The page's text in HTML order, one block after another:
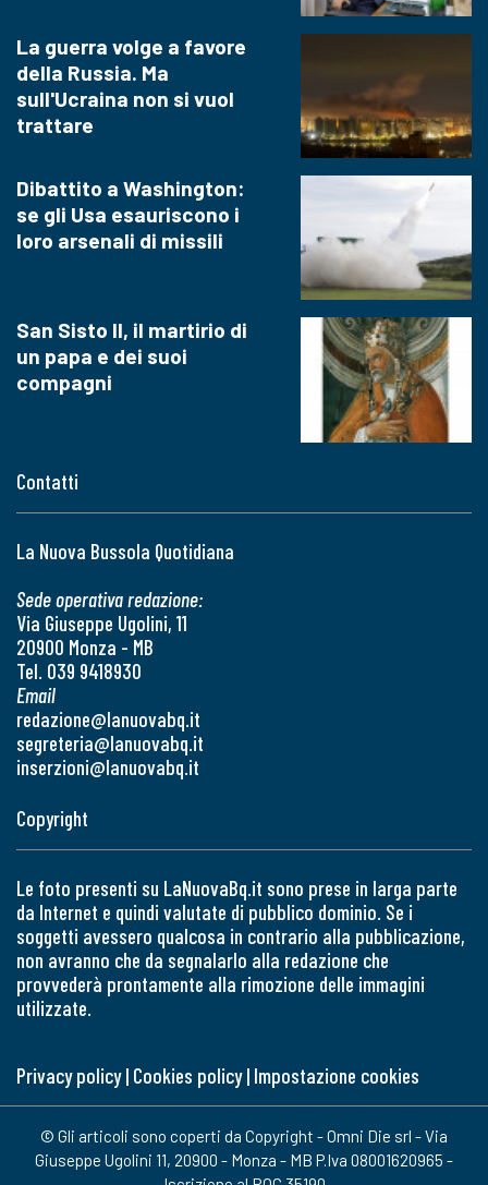
Contatti
La Nuova Bussola Quotidiana
Sede operativa redazione:
Via Giuseppe Ugolini, 11
20900 Monza - MB
Tel. 039 9418930
Email
redazione@lanuovabq.it
segreteria@lanuovabq.it
inserzioni@lanuovabq.it
La guerra volge a favore
della Russia. Ma
sull'Ucraina non si vuol
trattare
Dibattito a Washington:
se gli Usa esauriscono i
loro arsenali di missili
San Sisto II, il martirio di
un papa e dei suoi
compagni
Copyright
Le foto presenti su LaNuovaBq.it sono prese in larga parte
da Internet e quindi valutate di pubblico dominio. Se i
soggetti avessero qualcosa in contrario alla pubblicazione,
non avranno che da segnalarlo alla redazione che
provvederà prontamente alla rimozione delle immagini
utilizzate.
Privacy policy| Cookies policy| Impostazione cookies
© Gli articoli sono coperti da Copyright - Omni Die srl - Via
Giuseppe Ugolini 11, 20900 - Monza - MB P.Iva 08001620965 -